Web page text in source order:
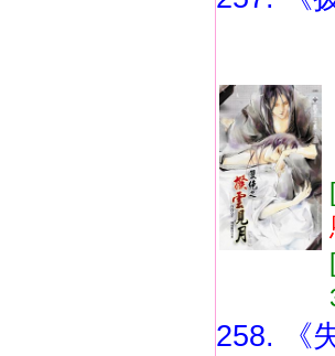
258. 《